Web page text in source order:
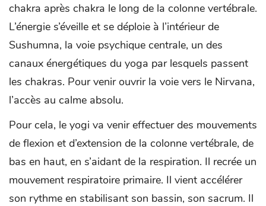
chakra après chakra le long de la colonne vertébrale.
L’énergie s’éveille et se déploie à l’intérieur de
Sushumna, la voie psychique centrale, un des
canaux énergétiques du yoga par lesquels passent
les chakras. Pour venir ouvrir la voie vers le Nirvana,
l’accès au calme absolu.
Pour cela, le yogi va venir effectuer des mouvements
de flexion et d’extension de la colonne vertébrale, de
bas en haut, en s’aidant de la respiration. Il recrée un
mouvement respiratoire primaire. Il vient accélérer
son rythme en stabilisant son bassin, son sacrum. Il